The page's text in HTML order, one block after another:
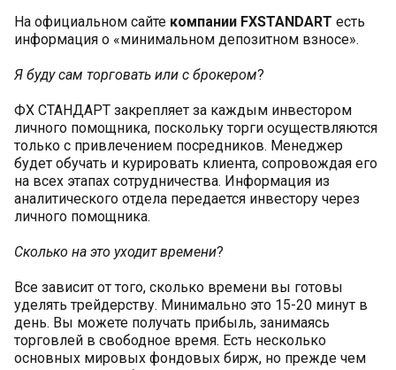
На официальном сайте компании FXSTANDART есть
информация о «минимальном депозитном взносе».
Я буду сам торговать или с брокером?
ФХ СТАНДАРТ закрепляет за каждым инвестором
личного помощника, поскольку торги осуществляются
только с привлечением посредников. Менеджер
будет обучать и курировать клиента, сопровождая его
на всех этапах сотрудничества. Информация из
аналитического отдела передается инвестору через
личного помощника.
Сколько на это уходит времени?
Все зависит от того, сколько времени вы готовы
уделять трейдерству. Минимально это 15-20 минут в
день. Вы можете получать прибыль, занимаясь
торговлей в свободное время. Есть несколько
основных мировых фондовых бирж, но прежде чем